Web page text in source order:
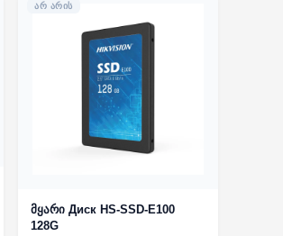
ᲐᲠ ᲐᲠᲘᲡ
მყარი Диск HS-SSD-E100
128G